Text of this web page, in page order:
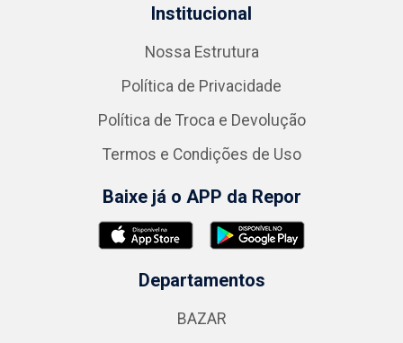
Institucional
Nossa Estrutura
Política de Privacidade
Política de Troca e Devolução
Termos e Condições de Uso
Baixe já o APP da Repor
Departamentos
BAZAR